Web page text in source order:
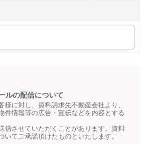
ルの配信について
に対し、資料請求先不動産会社より、
件情報等の広告・宣伝などを内容とする
信させていただくことがあります。資料
てご承諾頂けたものといたします。